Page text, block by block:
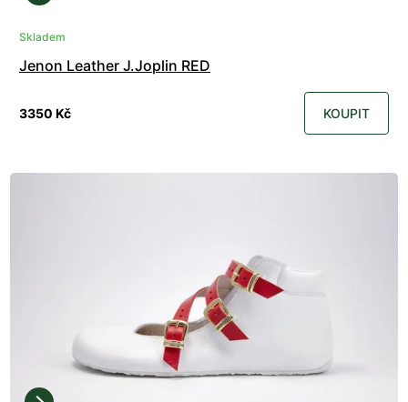
Skladem
Jenon Leather J.Joplin RED
3350 Kč KOUPIT